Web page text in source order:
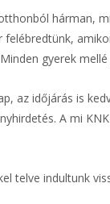
hárman,
felébredtünk,
gyerek
az időjárás is
A mi
telve indultunk